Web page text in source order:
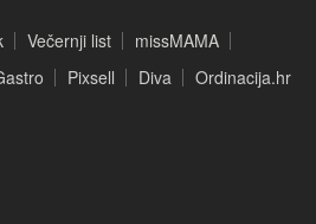
Večernji list
missMAMA
Pixsell Diva Ordinacija.hr